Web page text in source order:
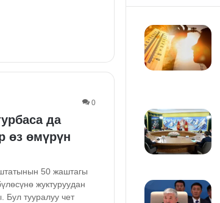
0
да
өз өмүрүн
50 жаштагы
жуктуруудан
Бул тууралуу чет